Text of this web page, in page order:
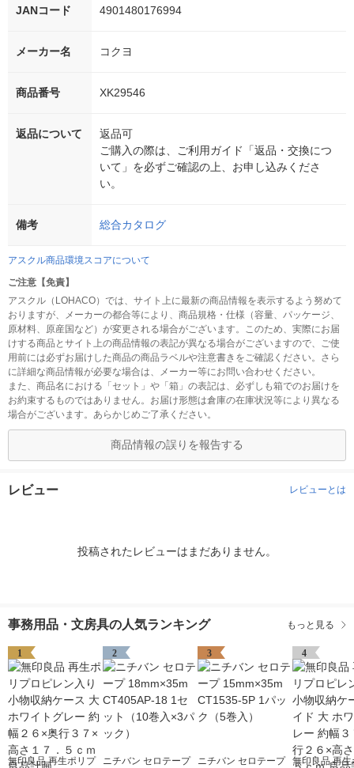
JANコード 4901480176994
メーカー名 コクヨ
商品番号 XK29546
返品について
返品可
ご購入の際は、ご利用ガイド「返品・交換につ
いて」を必ずご確認の上、お申し込みくださ
い。
備考 総合カタログ
アスクル商品環境スコアについて
ご注意【免責】
アスクル（LOHACO）では、サイト上に最新の商品情報を表示するよう努めて
おりますが、メーカーの都合等により、商品規格・仕様（容量、パッケージ、
原材料、原産国など）が変更される場合がございます。このため、実際にお届
けする商品とサイト上の商品情報の表記が異なる場合がございますので、ご使
用前には必ずお届けした商品の商品ラベルや注意書きをご確認ください。さら
に詳細な商品情報が必要な場合は、メーカー等にお問い合わせください。
また、商品名における「セット」や「箱」の表記は、必ずしも箱でのお届けを
お約束するものではありません。お届け形態は倉庫の在庫状況等により異なる
場合がございます。あらかじめご了承ください。
商品情報の誤りを報告する
レビュー レビューとは
投稿されたレビューはまだありません。
事務用品・文房具の人気ランキング もっと見る
1
無印良品 再生ポリプ
2
ニチバン セロテープ
3
ニチバン セロテープ
4
無印良品 再生